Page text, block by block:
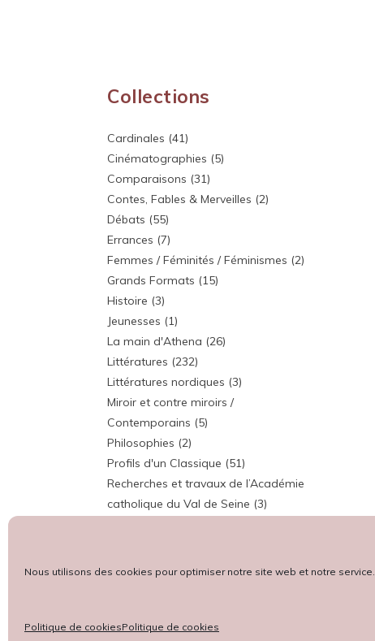
Nous utilisons des cookies pour optimiser notre site web et notre service.
Politique de cookiesPolitique de cookies
Collections
Cardinales (41)
Cinématographies (5)
Comparaisons (31)
Contes, Fables & Merveilles (2)
Débats (55)
Errances (7)
Femmes / Féminités / Féminismes (2)
Grands Formats (15)
Histoire (3)
Jeunesses (1)
La main d'Athena (26)
Littératures (232)
Littératures nordiques (3)
Miroir et contre miroirs /
Contemporains (5)
Philosophies (2)
Profils d'un Classique (51)
Recherches et travaux de l’Académie
catholique du Val de Seine (3)
Témoins / Témoignages